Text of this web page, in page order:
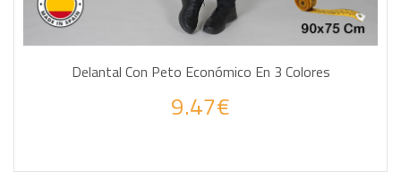
Delantal Con Peto Económico En 3 Colores
9.47€